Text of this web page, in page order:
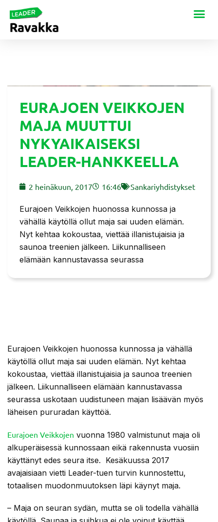
EURAJOEN VEIKKOJEN
MAJA MUUTTUI
NYKYAIKAISEKSI
LEADER-HANKKEELLA
2 heinäkuun, 2017 16:46 Sankariyhdistykset
Eurajoen Veikkojen huonossa kunnossa ja
vähällä käytöllä ollut maja sai uuden elämän.
Nyt kehtaa kokoustaa, viettää illanistujaisia ja
saunoa treenien jälkeen. Liikunnalliseen
elämään kannustavassa seurassa
Eurajoen Veikkojen huonossa kunnossa ja vähällä
käytöllä ollut maja sai uuden elämän. Nyt kehtaa
kokoustaa, viettää illanistujaisia ja saunoa treenien
jälkeen. Liikunnalliseen elämään kannustavassa
seurassa uskotaan uudistuneen majan lisäävän myös
läheisen pururadan käyttöä.
Eurajoen Veikkojen vuonna 1980 valmistunut maja oli
alkuperäisessä kunnossaan eikä rakennusta vuosiin
käyttänyt edes seura itse. Kesäkuussa 2017
avajaisiaan vietti Leader-tuen turvin kunnostettu,
totaalisen muodonmuutoksen läpi käynyt maja.
– Maja on seuran sydän, mutta se oli todella vähällä